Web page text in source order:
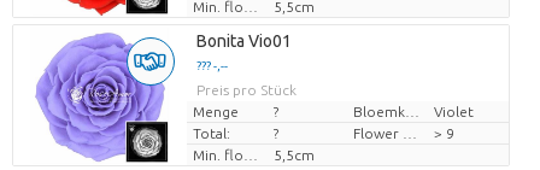
5,5cm
Bonita Vio01
??? -,--
Preis pro Stück
Menge
?
Violet
Total:
?
> 9
5,5cm